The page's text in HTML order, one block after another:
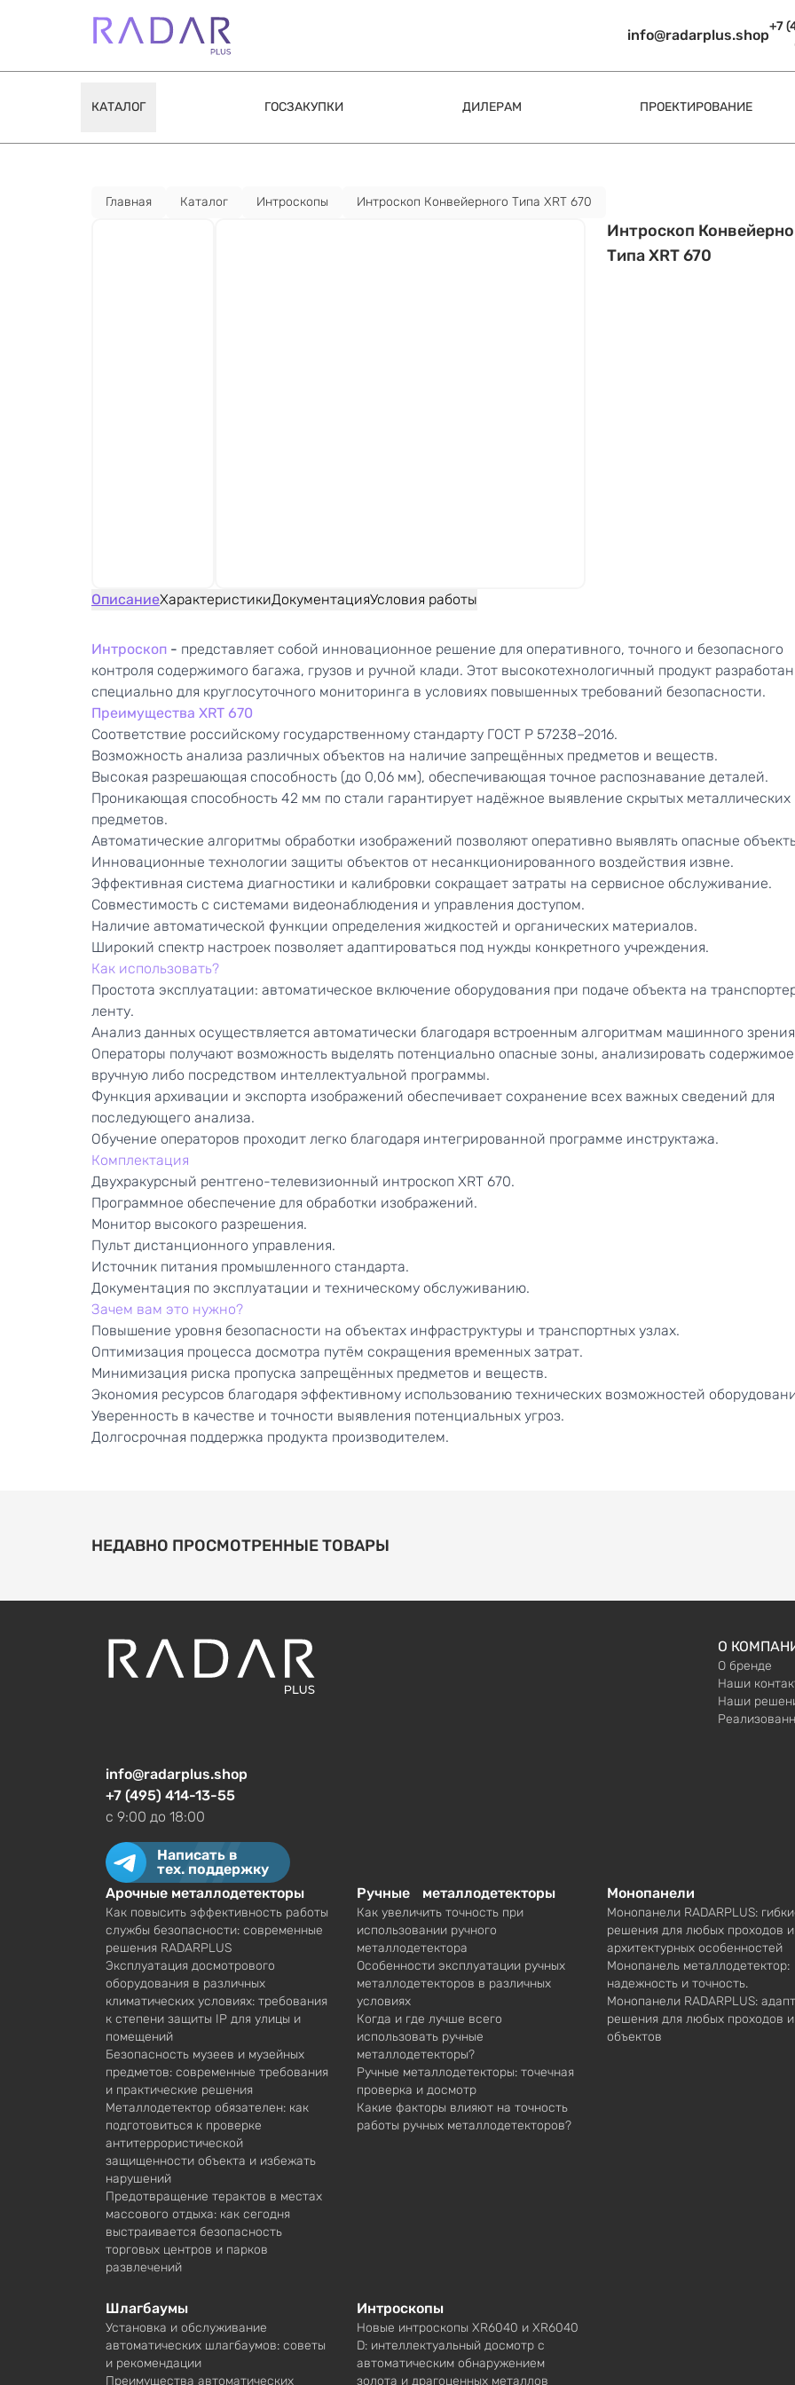
info@radarplus.shop
+7
КАТАЛОГ ГОСЗАКУПКИ ДИЛЕРАМ ПРОЕКТИРОВАНИЕ
Главная Каталог Интроскопы Интроскоп Конвейерного Типа XRT 670
Интроскоп
Типа XRT 670
ОписаниеХарактеристикиДокументацияУсловия работы
Интроскоп - представляет собой инновационное решение для оперативного, точного и безопасного
контроля содержимого багажа, грузов и ручной клади. Этот высокотехнологичный продукт разработан
специально для круглосуточного мониторинга в условиях повышенных требований безопасности.
Преимущества XRT 670
Соответствие российскому государственному стандарту ГОСТ Р 57238–2016.
Возможность анализа различных объектов на наличие запрещённых предметов и веществ.
Высокая разрешающая способность (до 0,06 мм), обеспечивающая точное распознавание деталей.
Проникающая способность 42 мм по стали гарантирует надёжное выявление скрытых металлических
предметов.
Автоматические алгоритмы обработки изображений позволяют оперативно выявлять опасные
Инновационные технологии защиты объектов от несанкционированного воздействия извне.
Эффективная система диагностики и калибровки сокращает затраты на сервисное обслуживание.
Совместимость с системами видеонаблюдения и управления доступом.
Наличие автоматической функции определения жидкостей и органических материалов.
Широкий спектр настроек позволяет адаптироваться под нужды конкретного учреждения.
Как использовать?
Простота эксплуатации: автоматическое включение оборудования при подаче объекта на
ленту.
Анализ данных осуществляется автоматически благодаря встроенным алгоритмам машинного
Операторы получают возможность выделять потенциально опасные зоны, анализировать содержимое
вручную либо посредством интеллектуальной программы.
Функция архивации и экспорта изображений обеспечивает сохранение всех важных сведений для
последующего анализа.
Обучение операторов проходит легко благодаря интегрированной программе инструктажа.
Комплектация
Двухракурсный рентгено-телевизионный интроскоп XRT 670.
Программное обеспечение для обработки изображений.
Монитор высокого разрешения.
Пульт дистанционного управления.
Источник питания промышленного стандарта.
Документация по эксплуатации и техническому обслуживанию.
Зачем вам это нужно?
Повышение уровня безопасности на объектах инфраструктуры и транспортных узлах.
Оптимизация процесса досмотра путём сокращения временных затрат.
Минимизация риска пропуска запрещённых предметов и веществ.
Экономия ресурсов благодаря эффективному использованию технических возможностей
Уверенность в качестве и точности выявления потенциальных угроз.
Долгосрочная поддержка продукта производителем.
НЕДАВНО ПРОСМОТРЕННЫЕ ТОВАРЫ
О
О бренде
Наши
Наши
info@radarplus.shop
+7 (495) 414-13-55
c 9:00 до 18:00
Написать в
тех. поддержку
Арочные металлодетекторы
Как повысить эффективность работы
службы безопасности: современные
решения RADARPLUS
Эксплуатация досмотрового
оборудования в различных
климатических условиях: требования
к степени защиты IP для улицы и
помещений
Безопасность музеев и музейных
предметов: современные требования
и практические решения
Металлодетектор обязателен: как
подготовиться к проверке
антитеррористической
защищенности объекта и избежать
нарушений
Предотвращение терактов в местах
массового отдыха: как сегодня
выстраивается безопасность
торговых центров и парков
развлечений
Ручные металлодетекторы
Как увеличить точность при
использовании ручного
металлодетектора
Особенности эксплуатации ручных
металлодетекторов в различных
условиях
Когда и где лучше всего
использовать ручные
металлодетекторы?
Ручные металлодетекторы: точечная
проверка и досмотр
Какие факторы влияют на точность
работы ручных металлодетекторов?
Монопанели
Монопанели RADARPLUS:
решения для любых проходов и
архитектурных особенностей
Монопанель металлодетектор:
надежность и точность.
Монопанели RADARPLUS:
решения для любых проходов и
объектов
Шлагбаумы
Установка и обслуживание
автоматических шлагбаумов: советы
и рекомендации
Преимущества автоматических
Интроскопы
Новые интроскопы XR6040 и XR6040
D: интеллектуальный досмотр с
автоматическим обнаружением
золота и драгоценных металлов